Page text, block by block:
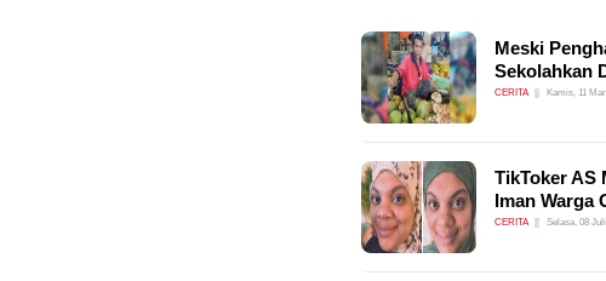
Meski
Sekolahkan
CERITA Kamis, 11
TikToker AS
Iman Warga
CERITA Selasa, 08